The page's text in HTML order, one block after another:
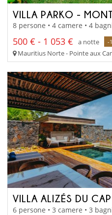
VILLA PARKO -
8 persone • 4 camere • 4
500 € - 1 053 € a notte -
Mauritius Norte - Pointe aux
VILLA ALIZÉS DU CAP
6 persone • 3 camere • 3